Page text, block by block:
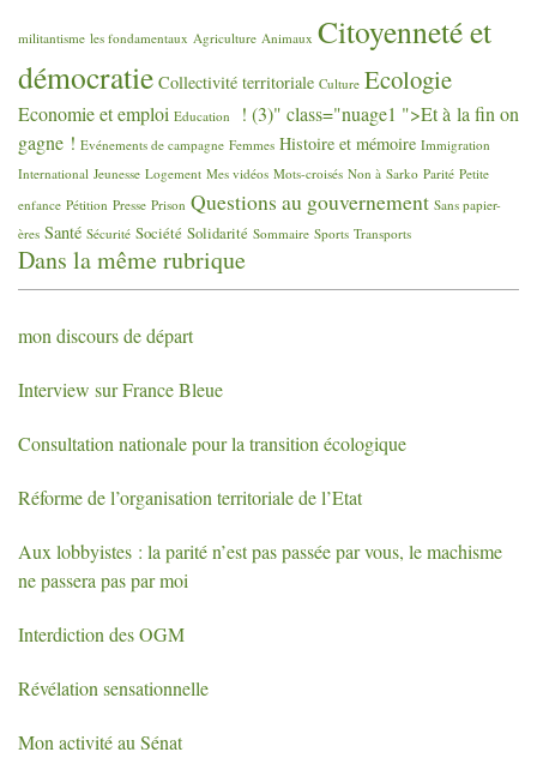
militantisme les fondamentaux Agriculture Animaux Citoyenneté et
démocratie Collectivité territoriale Culture Ecologie
Economie et emploi Education
! (3)" class="nuage1 ">Et à la fin on
gagne ! Evénements de campagne Femmes Histoire et mémoire Immigration
International Jeunesse Logement Mes vidéos Mots-croisés Non à Sarko Parité Petite
enfance Pétition Presse Prison Questions au gouvernement Sans papier-
ères Santé Sécurité Société Solidarité Sommaire Sports Transports
Dans la même rubrique
mon discours de départ
Interview sur France Bleue
Consultation nationale pour la transition écologique
Réforme de l’organisation territoriale de l’Etat
Aux lobbyistes : la parité n’est pas passée par vous, le machisme
ne passera pas par moi
Interdiction desOGM
Révélation sensationnelle
Mon activité au Sénat